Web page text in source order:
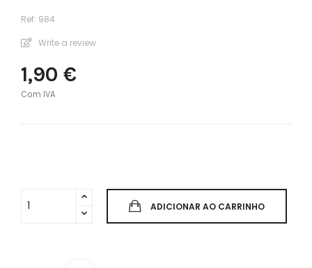
Ref: 984
Write a review
1,90 €
Com IVA
ADICIONAR AO CARRINHO